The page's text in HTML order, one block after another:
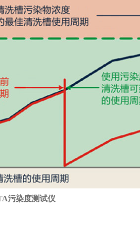
污染度测试仪